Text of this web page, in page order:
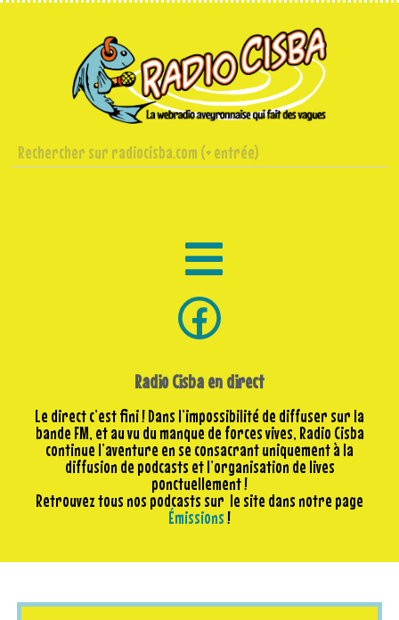
Radio Cisba en direct
Le direct c’est fini ! Dans l’impossibilité de diffuser sur la
bande FM, et au vu du manque de forces vives, Radio Cisba
continue l’aventure en se consacrant uniquement à la
diffusion de podcasts et l’organisation de lives
ponctuellement !
Retrouvez tous nos podcasts sur le site dans notre page
Émissions!